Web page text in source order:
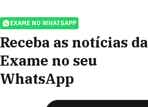
EXAME NO WHATSAPP
Receba as notícias da
Exame no seu
WhatsApp